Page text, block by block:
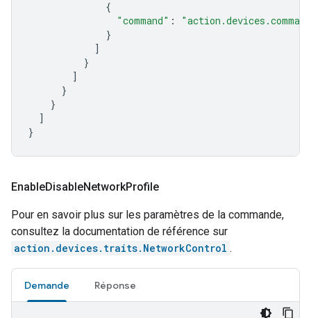
{
"command" :
}
]
}
]
}
}
]
}
EnableDisableNetworkProfile
Pour en savoir plus sur les paramètres de la commande,
consultez la documentation de référence sur
action.devices.traits.NetworkControl .
Demande Réponse